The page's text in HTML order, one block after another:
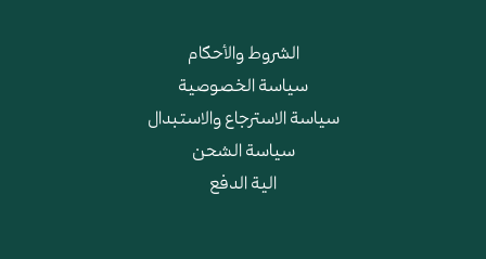
الشروط والأحكام
سياسة الخصوصية
سياسة الاسترجاع والاستبدال
سياسة الشحن
الية الدفع